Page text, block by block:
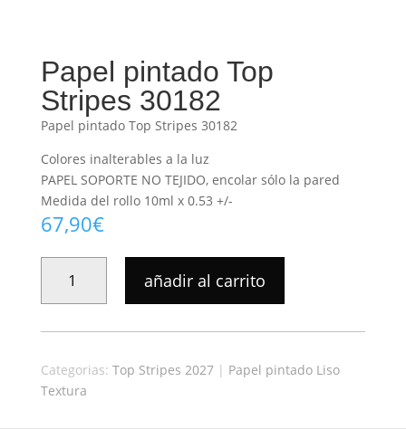
Papel pintado Top
Stripes 30182
Papel pintado Top Stripes 30182
Colores inalterables a la luz
PAPEL SOPORTE NO TEJIDO, encolar sólo la pared
Medida del rollo 10ml x 0.53 +/-
67,90€
PINTADO
TOP
STRIPES
CANTIDAD
añadir al carrito
Categorias: Top Stripes 2027| Papel pintado Liso
Textura